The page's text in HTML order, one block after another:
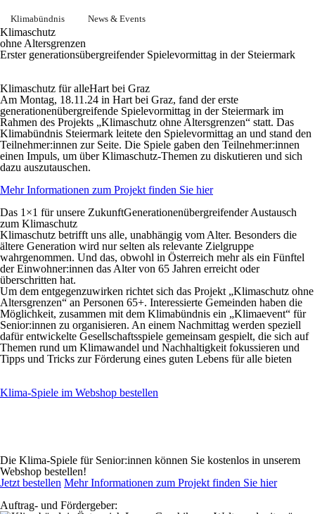
Klimabündnis News & Events
Klimaschutz
ohne Altersgrenzen
Erster generationsübergreifender Spielevormittag in der Steiermark
Klimaschutz für alleHart bei Graz
Am Montag, 18.11.24 in Hart bei Graz, fand der erste
generationenübergreifende Spielevormittag in der Steiermark im
Rahmen des Projekts „Klimaschutz ohne Altersgrenzen“ statt. Das
Klimabündnis Steiermark leitete den Spielevormittag an und stand den
Teilnehmer:innen zur Seite. Die Spiele gaben den Teilnehmer:innen
einen Impuls, um über Klimaschutz-Themen zu diskutieren und sich
dazu auszutauschen.
Mehr Informationen zum Projekt finden Sie hier
Das 1×1 für unsere ZukunftGenerationenübergreifender Austausch
zum Klimaschutz
Klimaschutz betrifft uns alle, unabhängig vom Alter. Besonders die
ältere Generation wird nur selten als relevante Zielgruppe
wahrgenommen. Und das, obwohl in Österreich mehr als ein Fünftel
der Einwohner:innen das Alter von 65 Jahren erreicht oder
überschritten hat.
Um dem entgegenzuwirken richtet sich das Projekt „Klimaschutz ohne
Altersgrenzen“ an Personen 65+. Interessierte Gemeinden haben die
Möglichkeit, zusammen mit dem Klimabündnis ein „Klimaevent“ für
Senior:innen zu organisieren. An einem Nachmittag werden speziell
dafür entwickelte Gesellschaftsspiele gemeinsam gespielt, die sich auf
Themen rund um Klimawandel und Nachhaltigkeit fokussieren und
Tipps und Tricks zur Förderung eines guten Lebens für alle bieten
Klima-Spiele im Webshop bestellen
Die Klima-Spiele für Senior:innen können Sie kostenlos in unserem
Webshop bestellen!
Jetzt bestellen Mehr Informationen zum Projekt finden Sie hier
Auftrag- und Fördergeber: